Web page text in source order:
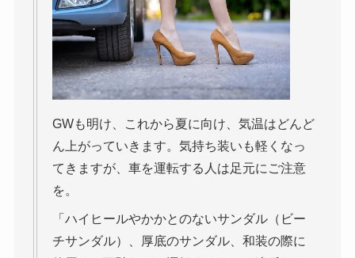
GWも明け、これから夏に向け、気温はどんど
ん上がっていきます。気持ち装いも軽くなっ
てきますが、車を運転する人は足元にご注意
を。
「ハイヒールやかかとのないサンダル（ビー
チサンダル）、厚底のサンダル、和装の際に